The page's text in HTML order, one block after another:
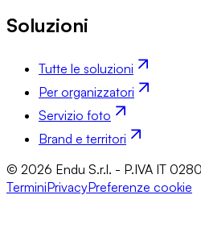
Soluzioni
Tutte le soluzioni
Per organizzatori
Servizio foto
Brand e territori
© 2026 Endu S.r.l. - P.IVA IT
TerminiPrivacyPreferenze cookie